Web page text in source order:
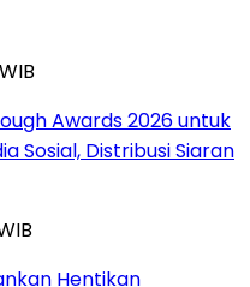
Awards 2026 untuk
Sosial, Distribusi Siaran
Hentikan